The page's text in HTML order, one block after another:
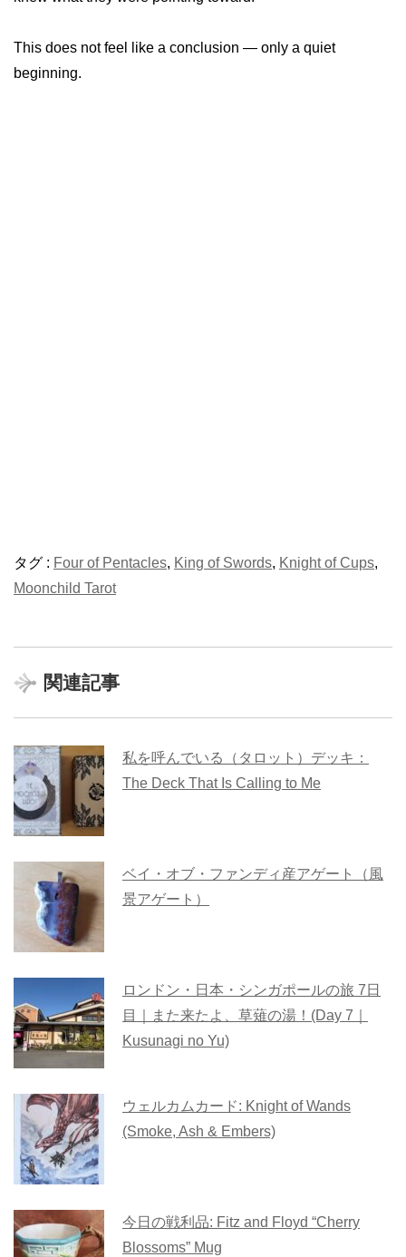
This does not feel like a conclusion — only a quiet
beginning.
タグ : Four of Pentacles, King of Swords, Knight of Cups,
Moonchild Tarot
関連記事
私を呼んでいる（タロット）デッキ：
The Deck That Is Calling to Me
ベイ・オブ・ファンディ産アゲート（風
景アゲート）
ロンドン・日本・シンガポールの旅 7日
目｜また来たよ、草薙の湯！(Day 7｜
Kusunagi no Yu)
ウェルカムカード: Knight of Wands
(Smoke, Ash & Embers)
今日の戦利品: Fitz and Floyd “Cherry
Blossoms” Mug